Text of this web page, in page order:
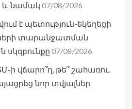
և նամակ 07/08/2026
է պետություն-եկեղեցի
տարանջատման
07/08/2026
ի վճարո՞ղ, թե՞ շահառու․
նոր տվյալներ